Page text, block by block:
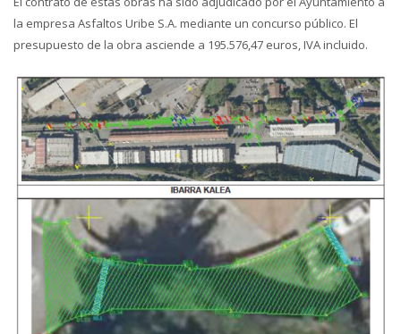
la empresa Asfaltos Uribe S.A. mediante un concurso público. El
presupuesto de la obra asciende a 195.576,47 euros, IVA incluido.